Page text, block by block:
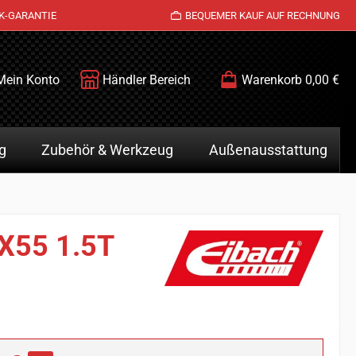
GARANTIE BEQUEMER KAUF AUF RECHNUNG
Konto Händler Bereich Warenkorb 0,00 €
Zubehör & Werkzeug Außenausstattung
1.5T